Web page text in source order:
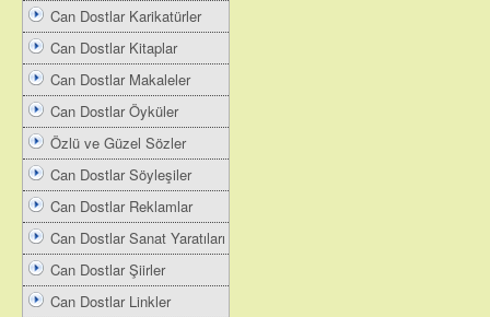
Can Dostlar Karikatürler
Can Dostlar Kitaplar
Can Dostlar Makaleler
Can Dostlar Öyküler
Özlü ve Güzel Sözler
Can Dostlar Söyleşiler
Can Dostlar Reklamlar
Can Dostlar Sanat Yaratıları
Can Dostlar Şiirler
Can Dostlar Linkler